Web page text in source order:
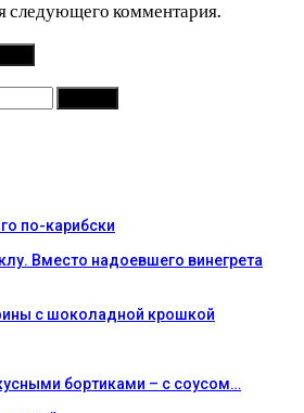
следующего комментария.
по-карибски
Вместо надоевшего винегрета
с шоколадной крошкой
бортиками – с соусом…